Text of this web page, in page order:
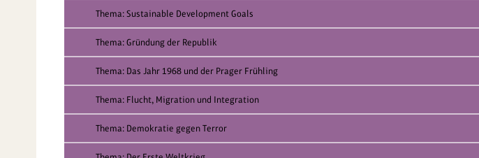
Thema: Sustainable Development Goals
Thema: Gründung der Republik
Thema: Das Jahr 1968 und der Prager Frühling
Thema: Flucht, Migration und Integration
Thema: Demokratie gegen Terror